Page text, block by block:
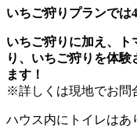
いちご狩りプランでは
いちご狩りに加え、
り、いちご狩りを体
ます！
※詳しくは現地でお問
ハウス内にトイレはあ